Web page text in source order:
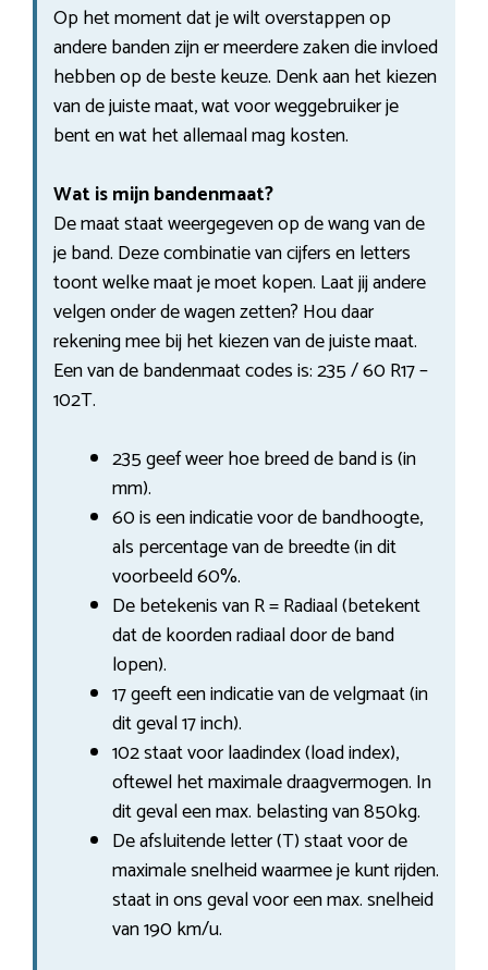
Op het moment dat je wilt overstappen op
andere banden zijn er meerdere zaken die invloed
hebben op de beste keuze. Denk aan het kiezen
van de juiste maat, wat voor weggebruiker je
bent en wat het allemaal mag kosten.
Wat is mijn bandenmaat?
De maat staat weergegeven op de wang van de
je band. Deze combinatie van cijfers en letters
toont welke maat je moet kopen. Laat jij andere
velgen onder de wagen zetten? Hou daar
rekening mee bij het kiezen van de juiste maat.
Een van de bandenmaat codes is: 235 / 60 R17 –
102T.
235 geef weer hoe breed de band is (in
mm).
60 is een indicatie voor de bandhoogte,
als percentage van de breedte (in dit
voorbeeld 60%.
De betekenis van R = Radiaal (betekent
dat de koorden radiaal door de band
lopen).
17 geeft een indicatie van de velgmaat (in
dit geval 17 inch).
102 staat voor laadindex (load index),
oftewel het maximale draagvermogen. In
dit geval een max. belasting van 850kg.
De afsluitende letter (T) staat voor de
maximale snelheid waarmee je kunt rijden.
staat in ons geval voor een max. snelheid
van 190 km/u.